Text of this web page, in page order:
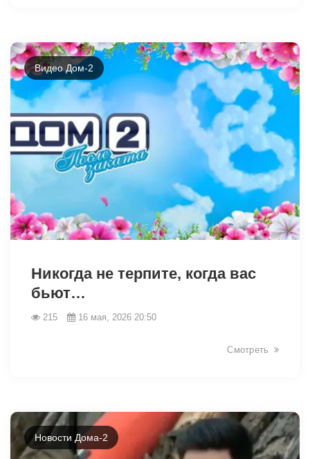
Видео Дом-2
Никогда не терпите, когда вас
бьют…
215 16 мая, 2026 20:50
Смотреть
Новости Дома-2